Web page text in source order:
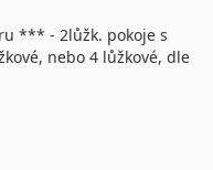
*** - 2lůžk. pokoje s
nebo 4 lůžkové, dle